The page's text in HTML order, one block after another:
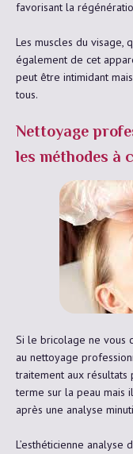
favorisant la
Les muscles du visage,
également de cet
peut être intimidant
tous.
Nettoyage
les méthodes à
Si le bricolage ne vous
au nettoyage
traitement aux
terme sur la peau
après une analyse
L’esthéticienne